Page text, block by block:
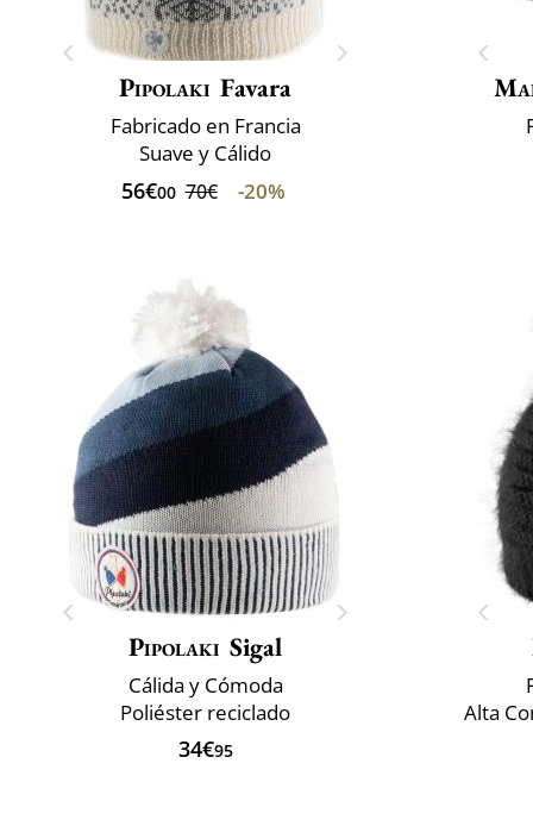
Pipolaki Favara
Fabricado en Francia
Suave y Cálido
56€00 70€ -20%
Pipolaki Sigal
Cálida y Cómoda
Poliéster reciclado
34€95
Alta